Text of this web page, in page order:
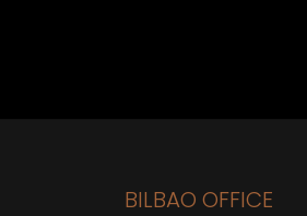
BILBAO OFFICE